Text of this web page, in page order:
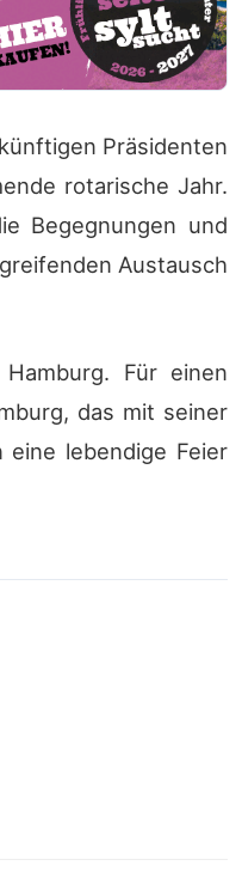
Präsidenten
rotarische Jahr.
Begegnungen und
Austausch
Für einen
das mit seiner
lebendige Feier